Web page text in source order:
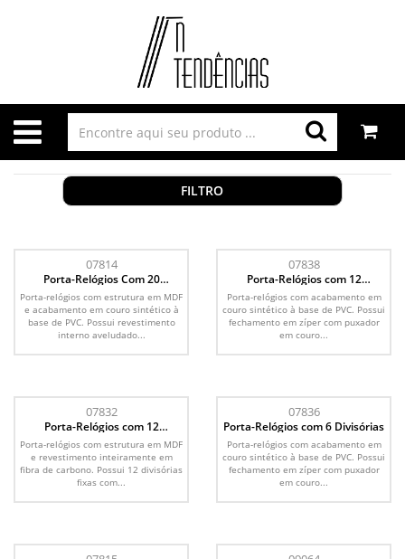
FILTRO
07814
Porta-Relógios Com 20
Divisórias
Porta-relógios com estrutura em MDF
e acabamento em couro sintético à
base de PVC. Possui revestimento
interno aveludado...
07838
Porta-Relógios com 12
Divisórias
Porta-relógios com acabamento em
couro sintético à base de PVC. Possui
fechamento em zíper com puxador
em couro...
07832
Porta-Relógios com 12
Divisórias
Porta-relógios com estrutura em MDF
e revestimento inteiramente em
fibra de carbono. Possui 12 divisórias
fixas com...
07836
Porta-Relógios com 6 Divisórias
Porta-relógios com acabamento em
couro sintético à base de PVC. Possui
fechamento em zíper com puxador
em couro...